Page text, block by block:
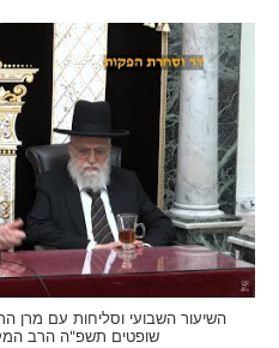
השיעור השבועי וסליחות עם מרן
שופטים תשפ"ה הרב